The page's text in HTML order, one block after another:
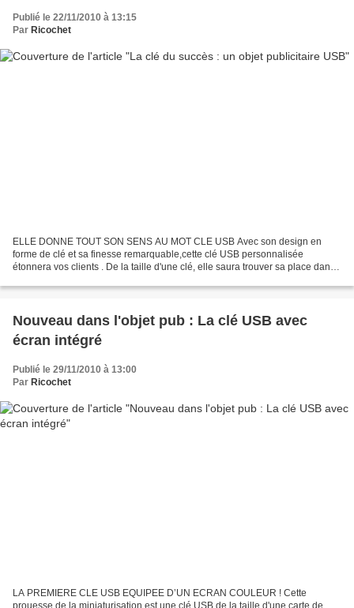
Publié le 22/11/2010 à 13:15
Par Ricochet
ELLE DONNE TOUT SON SENS AU MOT CLE USB Avec son design en
forme de clé et sa finesse remarquable,cette clé USB personnalisée
étonnera vos clients . De la taille d'une clé, elle saura trouver sa place dans
Nouveau dans l'objet pub : La clé USB avec
écran intégré
Publié le 29/11/2010 à 13:00
Par Ricochet
LA PREMIERE CLE USB EQUIPEE D’UN ECRAN COULEUR ! Cette
prouesse de la miniaturisation est une clé USB de la taille d'une carte de